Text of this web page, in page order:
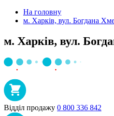
На головну
м. Харків, вул. Богдана
м. Харків, вул.
Відділ продажу 0 800 336 842